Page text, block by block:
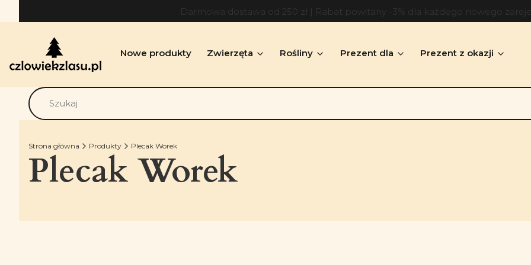
Darmowa dostawa od 250 zł | Rabat powitany -3% dla każdego nowego
Nowe produkty Zwierzęta Rośliny Prezent dla Prezent z okazji
Strona główna Produkty Plecak Worek
Plecak Worek